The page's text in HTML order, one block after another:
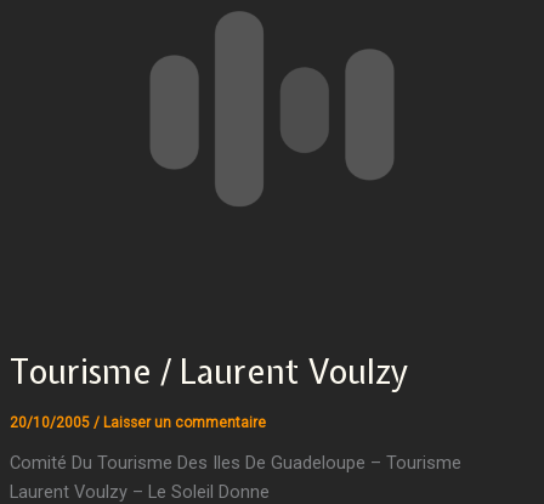
Tourisme / Laurent Voulzy
20/10/2005 / Laisser un commentaire
Comité Du Tourisme Des Iles De Guadeloupe – Tourisme
Laurent Voulzy – Le Soleil Donne